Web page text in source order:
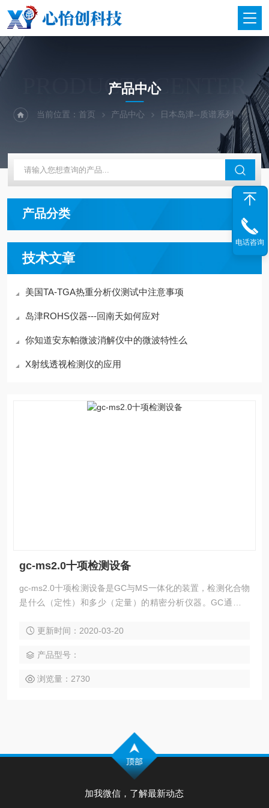
PRODUCTS CENTER
产品中心
当前位置：首页 产品中心 日本岛津--质谱系列
产品分类
技术文章
美国TA-TGA热重分析仪测试中注意事项
岛津ROHS仪器---回南天如何应对
你知道安东帕微波消解仪中的微波特性么
X射线透视检测仪的应用
gc-ms2.0十项检测设备
gc-ms2.0十项检测设备是GC与MS一体化的装置，检测化合物
是什么（定性）和多少（定量）的精密分析仪器。GC通过将
MS内进行检测
更新时间：2020-03-20
产品型号：
浏览量：2730
加我微信，了解最新动态
电话咨询